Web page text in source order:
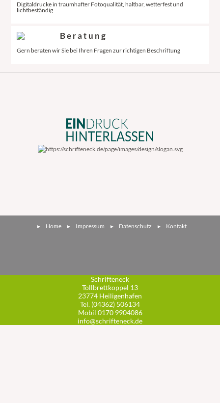
Digitaldrucke in traumhafter Fotoqualität, haltbar, wetterfest und
lichtbeständig
Beratung
Gern beraten wir Sie bei Ihren Fragen zur richtigen Beschriftung
Home Impressum Datenschutz Kontakt
Schrifteneck
Tollbrettkoppel 13
23774 Heiligenhafen
Tel. (04362) 506134
Mobil 0170 9904086
info@schrifteneck.de